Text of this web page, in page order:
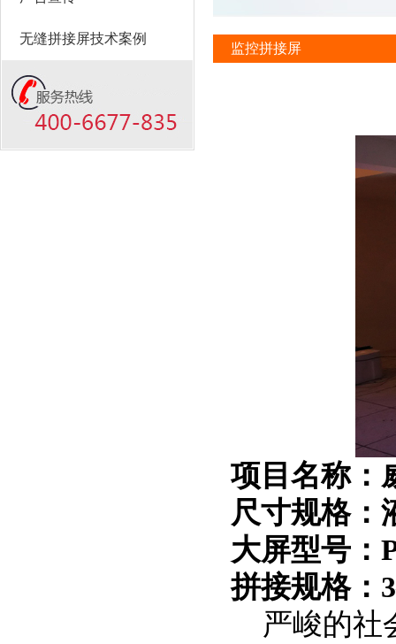
无缝拼接屏技术案例
监控拼接屏
项目名称：
尺寸规格：
大屏型号：
拼接规格：
严峻的社